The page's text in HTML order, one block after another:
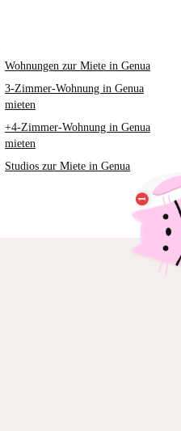
Wohnungen zur Miete in Genua
3-Zimmer-Wohnung in Genua
mieten
+4-Zimmer-Wohnung in Genua
mieten
Studios zur Miete in Genua